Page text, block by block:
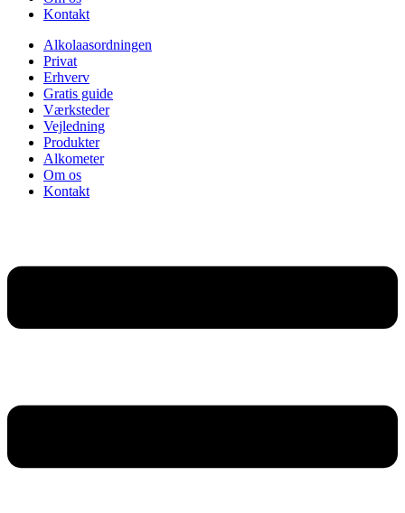
Kontakt
Alkolaasordningen
Privat
Erhverv
Gratis guide
Værksteder
Vejledning
Produkter
Alkometer
Om os
Kontakt